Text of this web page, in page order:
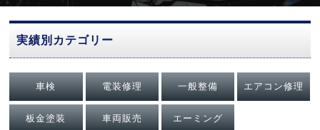
実績別カテゴリー
車検 電装修理 一般整備 エアコン修理
板金塗装 車両販売 エーミング